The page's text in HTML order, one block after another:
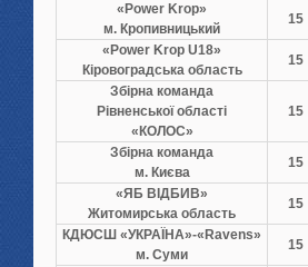
«Power Krop»
м. Кропивницький
15
«Power Krop U18»
Кіровоградська область
15
Збірна команда
Рівненської області
«КОЛОС»
15
Збірна команда
м. Києва
15
«ЯБ ВІДБИВ»
Житомирська область
15
КДЮСШ «УКРАЇНА»-«Ravens»
м. Суми
15